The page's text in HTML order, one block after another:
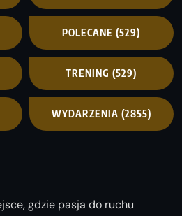
POLECANE (529)
TRENING (529)
WYDARZENIA (2855)
gdzie pasja do ruchu